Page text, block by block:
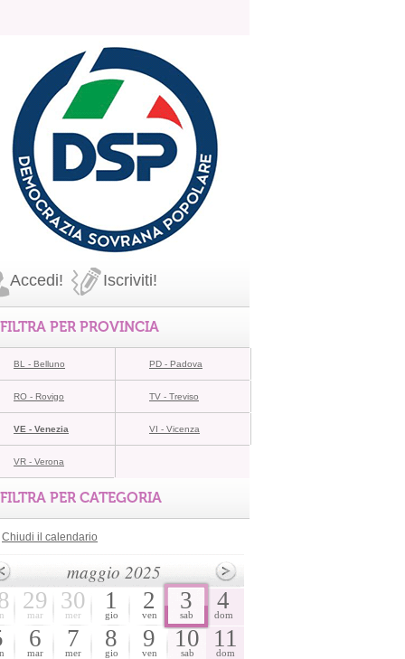
Accedi! Iscriviti!
FILTRA PER PROVINCIA
BL - Belluno PD - Padova
RO - Rovigo TV - Treviso
VE - Venezia VI - Vicenza
VR - Verona
FILTRA PER CATEGORIA
Chiudi il calendario
maggio 2025
29
mar
30
mer
1
gio
2
ven
3
sab
4
dom
6
mar
7
mer
8
gio
9
ven
10
sab
11
dom